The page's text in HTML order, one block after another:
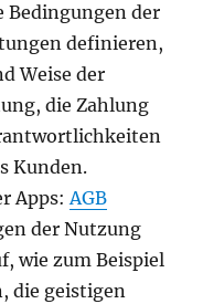
Bedingungen der
definieren,
Weise der
die Zahlung
Kunden.
Apps:AGB
der Nutzung
wie zum Beispiel
die geistigen